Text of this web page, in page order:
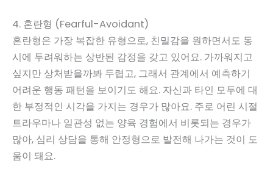
4. 혼란형 (Fearful-Avoidant)
혼란형은 가장 복잡한 유형으로, 친밀감을 원하면서도 동
시에 두려워하는 상반된 감정을 갖고 있어요. 가까워지고
싶지만 상처받을까봐 두렵고, 그래서 관계에서 예측하기
어려운 행동 패턴을 보이기도 해요. 자신과 타인 모두에 대
한 부정적인 시각을 가지는 경우가 많아요. 주로 어린 시절
트라우마나 일관성 없는 양육 경험에서 비롯되는 경우가
많아, 심리 상담을 통해 안정형으로 발전해 나가는 것이 도
움이 돼요.